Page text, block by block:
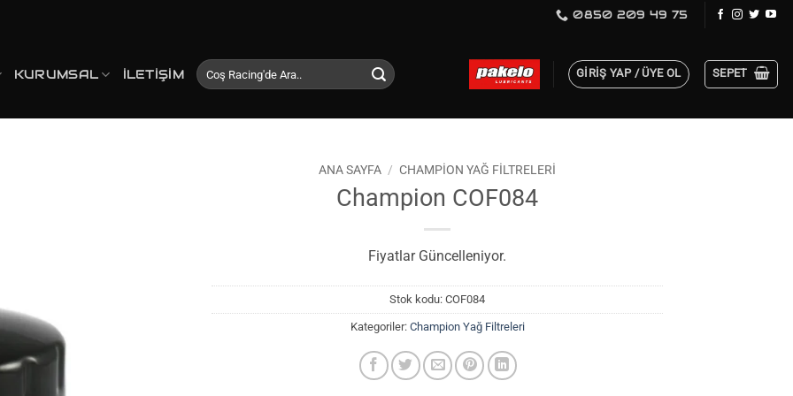
0850 209 49 75
KURUMSAL İLETIŞIM Ara: GIRIŞ YAP / ÜYE OL SEPET
ANA SAYFA / CHAMPION YAĞ FILTRELERI
Champion COF084
Fiyatlar Güncelleniyor.
Stok kodu: COF084
Kategoriler: Champion Yağ Filtreleri